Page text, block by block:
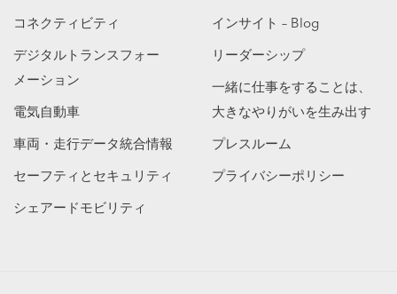
コネクティビティ
デジタルトランスフォー
メーション
電気自動車
車両・走行データ統合情報
セーフティとセキュリティ
シェアードモビリティ
インサイト – Blog
リーダーシップ
一緒に仕事をすることは、
大きなやりがいを生み出す
プレスルーム
プライバシーポリシー